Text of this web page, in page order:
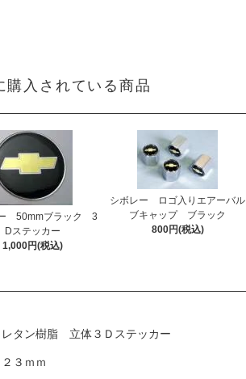
購入されている商品
50mmブラック 3
Dステッカー
1,000円(税込)
シボレー ロゴ入りエアーバル
ブキャップ ブラック
800円(税込)
レタン樹脂 立体３Ｄステッカー
３ｍｍ